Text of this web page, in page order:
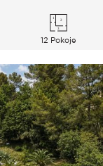
12 Pokoje